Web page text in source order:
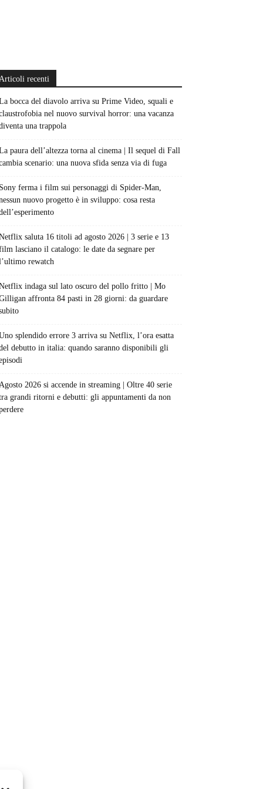
recenti
bocca del diavolo arriva su Prime Video, squali e
nel nuovo survival horror: una vacanza
una trappola
paura dell’altezza torna al cinema | Il sequel di Fall
scenario: una nuova sfida senza via di fuga
Sony ferma i film sui personaggi di Spider-Man,
nuovo progetto è in sviluppo: cosa resta
saluta 16 titoli ad agosto 2026 | 3 serie e 13
lasciano il catalogo: le date da segnare per
rewatch
indaga sul lato oscuro del pollo fritto | Mo
affronta 84 pasti in 28 giorni: da guardare
splendido errore 3 arriva su Netflix, l’ora esatta
debutto in italia: quando saranno disponibili gli
2026 si accende in streaming | Oltre 40 serie
grandi ritorni e debutti: gli appuntamenti da non